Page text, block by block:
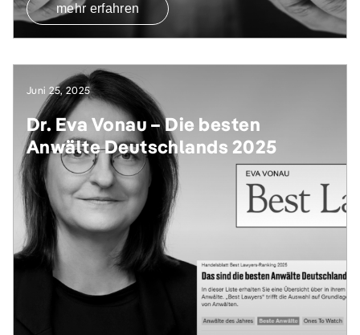
mehr erfahren
Juni 25, 2025
Dr. Eva Vonau – Die besten
Anwälte Deutschlands 2025